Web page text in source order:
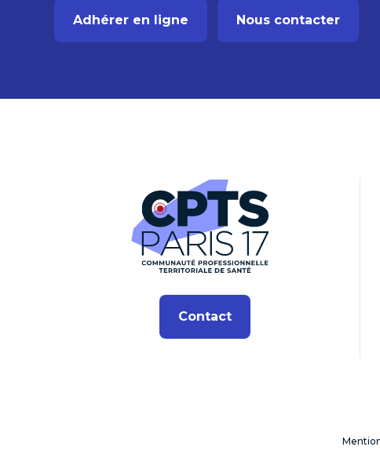
Adhérer en ligne Nous contacter
Contact